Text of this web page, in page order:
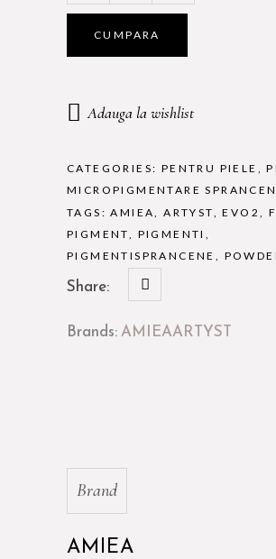
EVO2
WARM
CUMPARA
Adauga la wishlist
CATEGORIES: PENTRU PIELE ,
MICROPIGMENTARE
TAGS:AMIEA,ARTYST,EVO2,
PIGMENT, PIGMENTI ,
PIGMENTISPRANCENE ,
Share:
Brands: AMIEAARTYST
Brand
AMIEA